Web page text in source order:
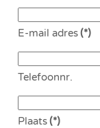
E-mail adres(*)
Telefoonnr.
Plaats(*)